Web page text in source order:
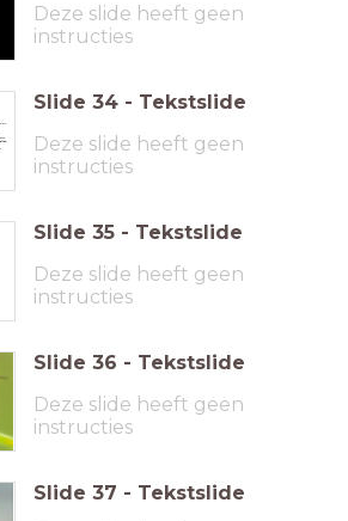
Deze slide heeft geen
instructies
deze
Slide 34 - Tekstslide
Deze slide heeft geen
instructies
Slide 35 - Tekstslide
Deze slide heeft geen
instructies
Slide 36 - Tekstslide
Deze slide heeft geen
instructies
Slide 37 - Tekstslide